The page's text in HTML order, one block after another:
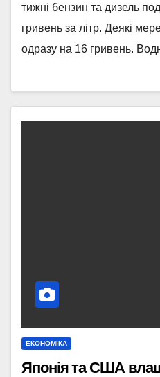
тижні бензин та дизель
гривень за літр. Деякі
одразу на 16 гривень.
ЕКОНОМІКА
Японія та США